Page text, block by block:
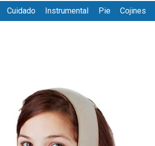
Cuidado Instrumental Pie Cojines